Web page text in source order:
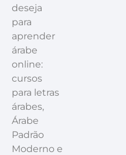
deseja
para
aprender
árabe
online:
cursos
para letras
árabes,
Árabe
Padrão
Moderno e